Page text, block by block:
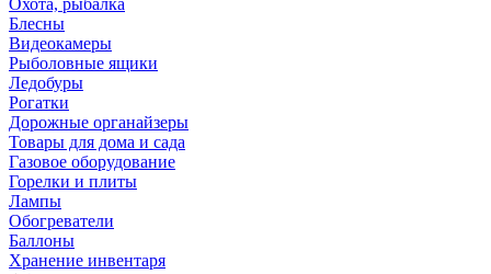
Охота, рыбалка
Блесны
Видеокамеры
Рыболовные ящики
Ледобуры
Рогатки
Дорожные органайзеры
Товары для дома и сада
Газовое оборудование
Горелки и плиты
Лампы
Обогреватели
Баллоны
Хранение инвентаря